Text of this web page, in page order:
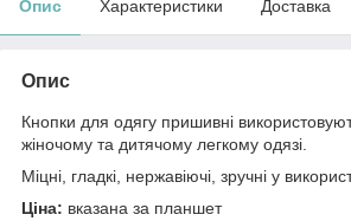
Опис Характеристики Доставка
Опис
Кнопки для одягу пришивні
жіночому та дитячому легкому одязі.
Міцні, гладкі, нержавіючі, зручні у
Ціна: вказана за планшет